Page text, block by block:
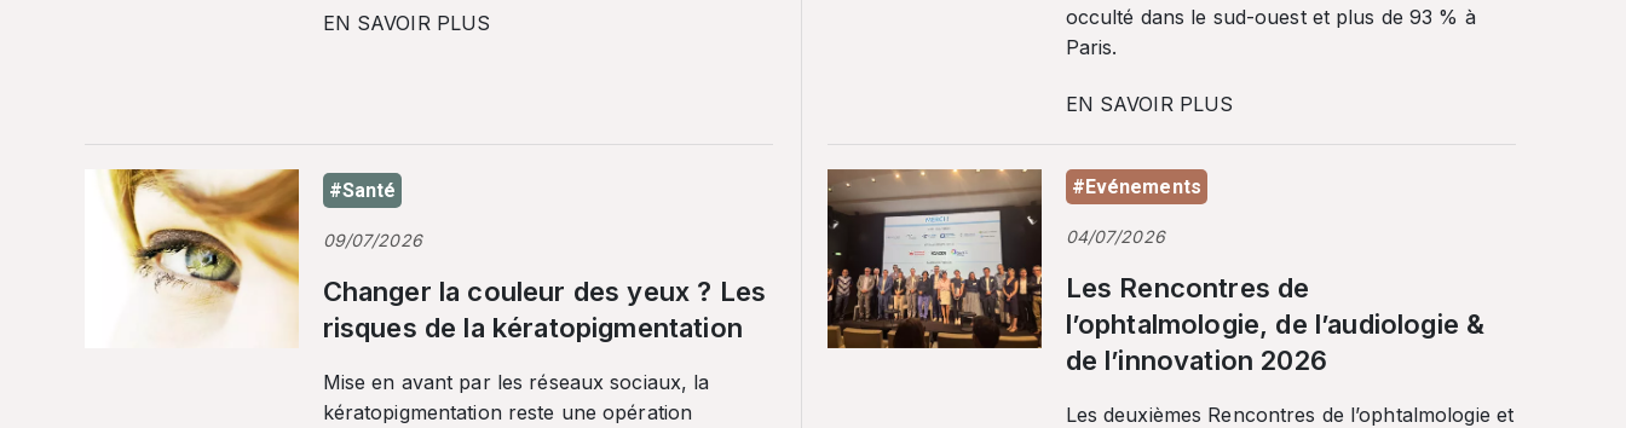
EN SAVOIR PLUS
occulté dans le sud-ouest et plus de 93 % à
Paris.
EN SAVOIR PLUS
#Santé
09/07/2026
Changer la couleur des yeux ? Les
risques de la kératopigmentation
Mise en avant par les réseaux sociaux, la
kératopigmentation reste une opération
#Evénements
04/07/2026
Les Rencontres de
l’ophtalmologie, de l’audiologie &
de l’innovation 2026
Les deuxièmes Rencontres de l’ophtalmologie et